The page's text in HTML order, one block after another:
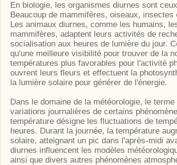
En biologie, les organismes diurnes sont
Beaucoup de mammifères, oiseaux,
Les animaux diurnes, comme les humains,
mammifères, adaptent leurs activités de
socialisation aux heures de lumière du jour.
qu'une meilleure visibilité pour trouver de la
températures plus favorables pour l'activité
ouvrent leurs fleurs et effectuent la
la lumière solaire pour générer de l'énergie.
Dans le domaine de la météorologie, le
variations journalières de certains
température désigne les fluctuations de
heures. Durant la journée, la température
solaire, atteignant un pic dans l'après-midi
diurnes influencent les modèles
ainsi que divers autres phénomènes